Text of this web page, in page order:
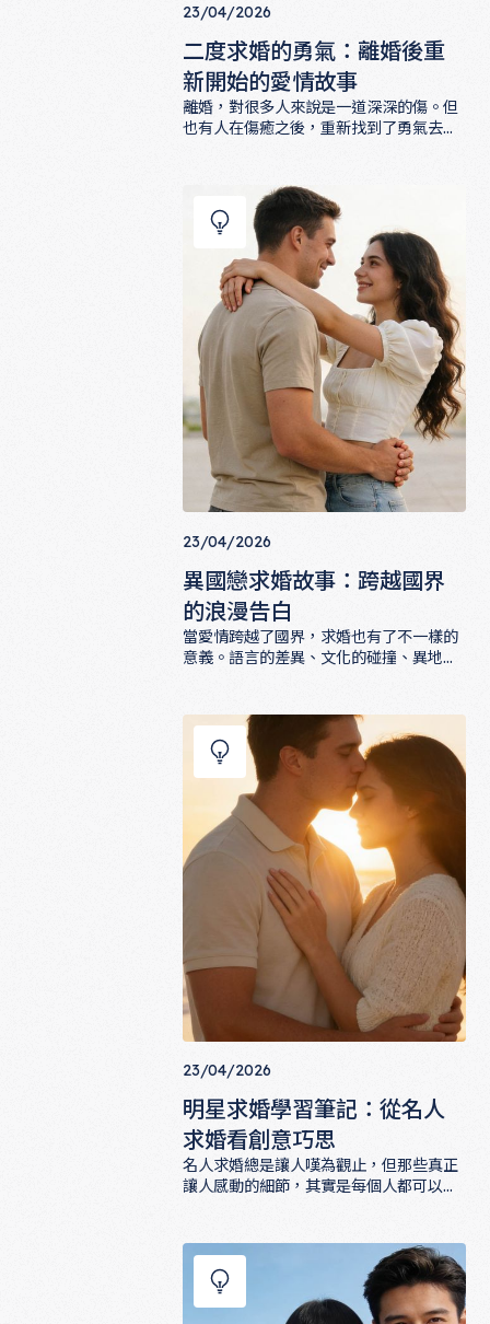
23/04/2026
二度求婚的勇氣：離婚後重
新開始的愛情故事
離婚，對很多人來說是一道深深的傷。但
也有人在傷癒之後，重新找到了勇氣去
逃避過去，而是帶著傷、帶著智慧，走向
了一個更成熟的愛。如果你也正在重新出
發，這些故事或許能給你一點力量。
23/04/2026
異國戀求婚故事：跨越國界
的浪漫告白
當愛情跨越了國界，求婚也有了不一樣的
意義。語言的差異、文化的碰撞、異地的
婚故事，從日式小巷的告白到街頭市集的
驚喜，讓你看見愛情如何在差異中開出最
美的花。
23/04/2026
明星求婚學習筆記：從名人
求婚看創意巧思
名人求婚總是讓人嘆為觀止，但那些真正
讓人感動的細節，其實是每個人都可以學
化傳統到本地藝人的深情告白，這篇文章
帶你拆解名人求婚背後的創意巧思，找到
屬於你的求婚風格。